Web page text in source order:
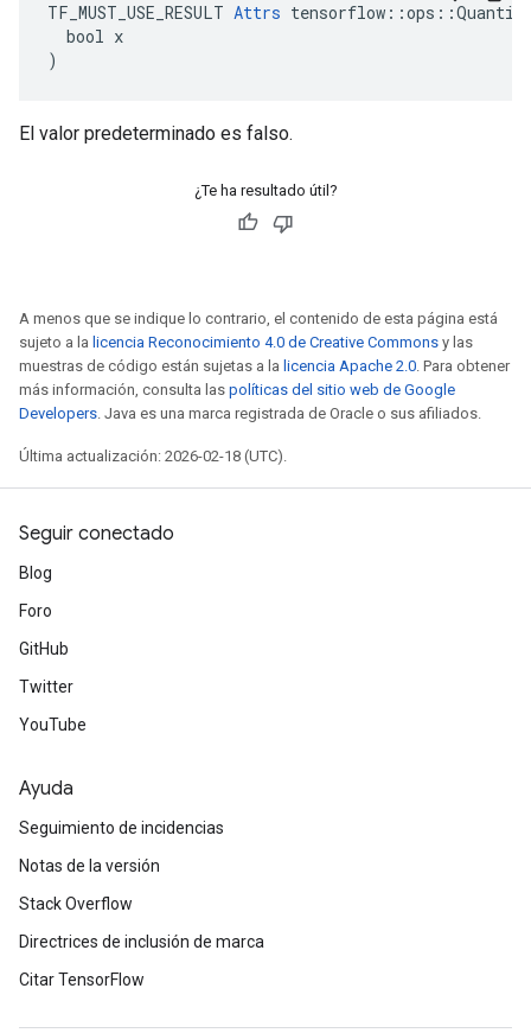
TF_MUST_USE_RESULT Attrs
  bool x
)
El valor predeterminado es falso.
¿Te ha resultado útil?
A menos que se indique lo contrario, el contenido de esta página está
sujeto a la licencia Reconocimiento 4.0 de Creative Commons y las
muestras de código están sujetas a la licencia Apache 2.0. Para obtener
más información, consulta las políticas del sitio web de Google
Developers. Java es una marca registrada de Oracle o sus afiliados.
Última actualización: 2026-02-18 (UTC).
Seguir conectado
Blog
Foro
GitHub
Twitter
YouTube
Ayuda
Seguimiento de incidencias
Notas de la versión
Stack Overflow
Directrices de inclusión de marca
Citar TensorFlow